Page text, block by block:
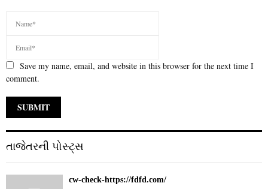
Save my name, email, and website in this browser for the next time I
comment.
તાજેતરની પોસ્ટ્સ
cw-check-https://fdfd.com/